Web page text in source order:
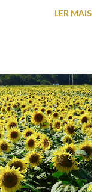
que homenageiam a
LER MAIS